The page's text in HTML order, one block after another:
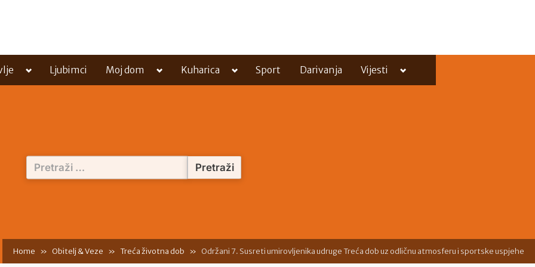
Toggle
menu
Ljubimci Moj dom
Toggle
menu
Kuharica
Toggle
menu
Sport Darivanja Vijesti
Toggle
menu
Pretraži:
Home Obitelj & Veze Treća životna dob Održani 7. Susreti umirovljenika udruge Treća dob uz odličnu atmosferu i sportske uspjehe